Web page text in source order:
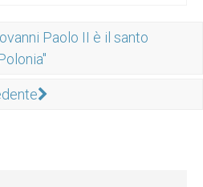
Paolo II è il santo